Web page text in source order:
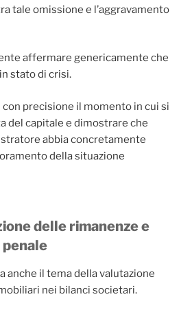
tale omissione e l’aggravamento
affermare genericamente che
stato di crisi.
precisione il momento in cui si
del capitale e dimostrare che
abbia concretamente
della situazione
delle rimanenze e
anche il tema della valutazione
nei bilanci societari.